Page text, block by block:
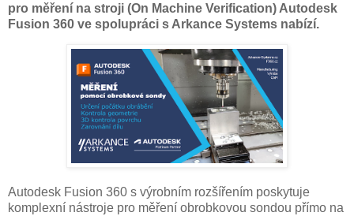
pro měření na stroji (On Machine Verification) Autodesk
Fusion 360 ve spolupráci s Arkance Systems nabízí.
Autodesk Fusion 360 s výrobním rozšířením poskytuje
komplexní nástroje pro měření obrobkovou sondou přímo na